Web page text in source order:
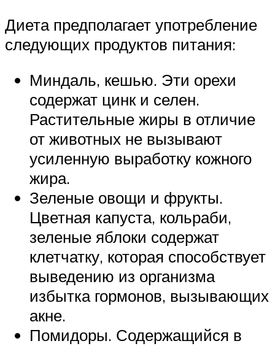
Диета предполагает употребление
следующих продуктов питания:
Миндаль, кешью. Эти орехи
содержат цинк и селен.
Растительные жиры в отличие
от животных не вызывают
усиленную выработку кожного
жира.
Зеленые овощи и фрукты.
Цветная капуста, кольраби,
зеленые яблоки содержат
клетчатку, которая способствует
выведению из организма
избытка гормонов, вызывающих
акне.
Помидоры. Содержащийся в